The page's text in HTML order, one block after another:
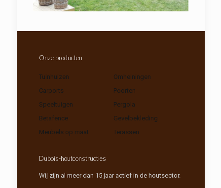
Onze producten
Tuinhuizen
Carports
Speeltuigen
Betafence
Meubels op maat
Omheiningen
Poorten
Pergola
Gevelbekleding
Terassen
Dubois-houtconstructies
Wij zijn al meer dan 15 jaar actief in de houtsector.